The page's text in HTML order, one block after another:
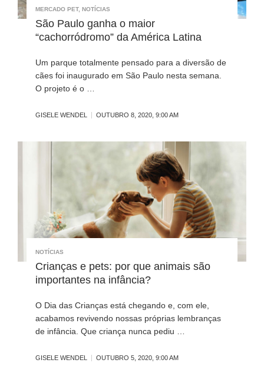
MERCADO PET, NOTÍCIAS
São Paulo ganha o maior
“cachorródromo” da América Latina
Um parque totalmente pensado para a diversão de
cães foi inaugurado em São Paulo nesta semana.
O projeto é o …
GISELE WENDEL OUTUBRO 8, 2020, 9:00 AM
NOTÍCIAS
Crianças e pets: por que animais são
importantes na infância?
O Dia das Crianças está chegando e, com ele,
acabamos revivendo nossas próprias lembranças
de infância. Que criança nunca pediu …
GISELE WENDEL OUTUBRO 5, 2020, 9:00 AM